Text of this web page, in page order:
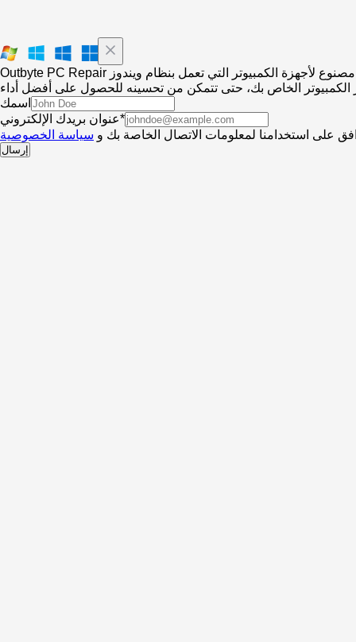
Outbyte PC Repair مصنوع لأجهزة الكمبيوتر التي تعمل بنظام ويندوز
اسمك
عنوان بريدك الإلكتروني*
على استخدامنا لمعلومات الاتصال الخاصة بك و سياسة الخصوصية